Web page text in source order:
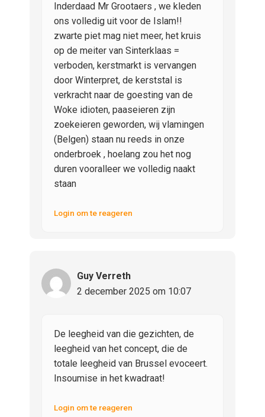
Inderdaad Mr Grootaers , we kleden
ons volledig uit voor de Islam!!
zwarte piet mag niet meer, het kruis
op de meiter van Sinterklaas =
verboden, kerstmarkt is vervangen
door Winterpret, de kerststal is
verkracht naar de goesting van de
Woke idioten, paaseieren zijn
zoekeieren geworden, wij vlamingen
(Belgen) staan nu reeds in onze
onderbroek , hoelang zou het nog
duren vooralleer we volledig naakt
staan
Login om te reageren
Guy Verreth
2 december 2025 om 10:07
De leegheid van die gezichten, de
leegheid van het concept, die de
totale leegheid van Brussel evoceert.
Insoumise in het kwadraat!
Login om te reageren